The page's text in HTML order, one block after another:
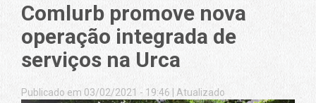
Comlurb promove nova
operação integrada de
serviços na Urca
Publicado em 03/02/2021 - 19:46 Atualizado